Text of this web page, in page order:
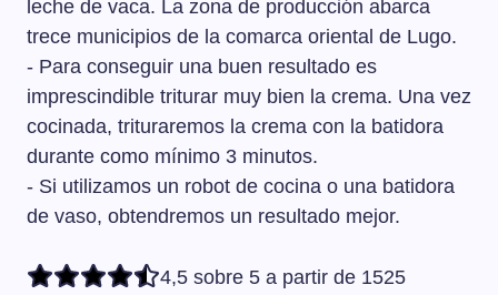
leche de vaca. La zona de producción abarca
trece municipios de la comarca oriental de Lugo.
- Para conseguir una buen resultado es
imprescindible triturar muy bien la crema. Una vez
cocinada, trituraremos la crema con la batidora
durante como mínimo 3 minutos.
- Si utilizamos un robot de cocina o una batidora
de vaso, obtendremos un resultado mejor.
4,5 sobre 5 a partir de 1525